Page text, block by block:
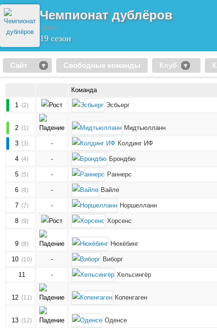
Чемпионат дублёров
Дания
19 сезон
Сайт Свободные команды Клуб
Команда
1 (2) Эсбьерг
2 (1) Мидтьюлланн
3 (3) - Колдинг ИФ
4 (4) - Брондбю
5 (5) - Раннерс
6 (6) - Вайле
7 (7) - Норшелланн
8 (9) Хорсенс
9 (8) Нюкёбинг
10 (10) - Виборг
11 - Хельсингёр
12 (11) Копенгаген
13 (12) Оденсе